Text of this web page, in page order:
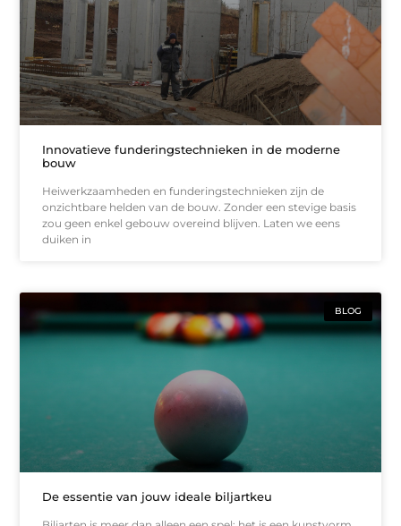
Innovatieve funderingstechnieken in de moderne
bouw
Heiwerkzaamheden en funderingstechnieken zijn de
onzichtbare helden van de bouw. Zonder een stevige basis
zou geen enkel gebouw overeind blijven. Laten we eens
duiken in
BLOG
De essentie van jouw ideale biljartkeu